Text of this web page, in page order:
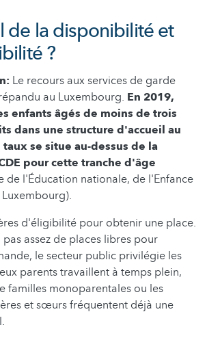
de la disponibilité et
?
Le recours aux services de garde
au Luxembourg. En 2019,
enfants âgés de moins de trois
dans une structure d'accueil au
se situe au-dessus de la
pour cette tranche d'âge
de l'Éducation nationale, de l'Enfance
d'éligibilité pour obtenir une place.
assez de places libres pour
le secteur public privilégie les
parents travaillent à temps plein,
familles monoparentales ou les
et sœurs fréquentent déjà une